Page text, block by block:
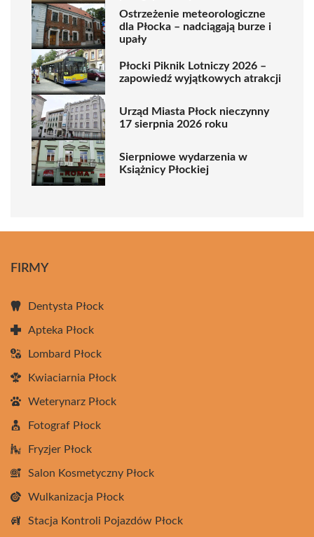
Ostrzeżenie meteorologiczne
dla Płocka – nadciągają burze i
upały
Płocki Piknik Lotniczy 2026 –
zapowiedź wyjątkowych atrakcji
Urząd Miasta Płock nieczynny
17 sierpnia 2026 roku
Sierpniowe wydarzenia w
Książnicy Płockiej
FIRMY
Dentysta Płock
Apteka Płock
Lombard Płock
Kwiaciarnia Płock
Weterynarz Płock
Fotograf Płock
Fryzjer Płock
Salon Kosmetyczny Płock
Wulkanizacja Płock
Stacja Kontroli Pojazdów Płock